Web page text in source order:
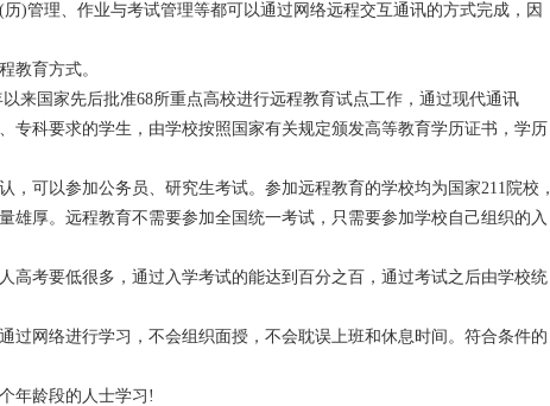
)管理、作业与考试管理等都可以通过网络远程交互通讯的方式完成，因
教育方式。
来国家先后批准68所重点高校进行远程教育试点工作，通过现代通讯
专科要求的学生，由学校按照国家有关规定颁发高等教育学历证书，学历
，可以参加公务员、研究生考试。参加远程教育的学校均为国家211院校，
雄厚。远程教育不需要参加全国统一考试，只需要参加学校自己组织的入
高考要低很多，通过入学考试的能达到百分之百，通过考试之后由学校统
过网络进行学习，不会组织面授，不会耽误上班和休息时间。符合条件的
年龄段的人士学习!